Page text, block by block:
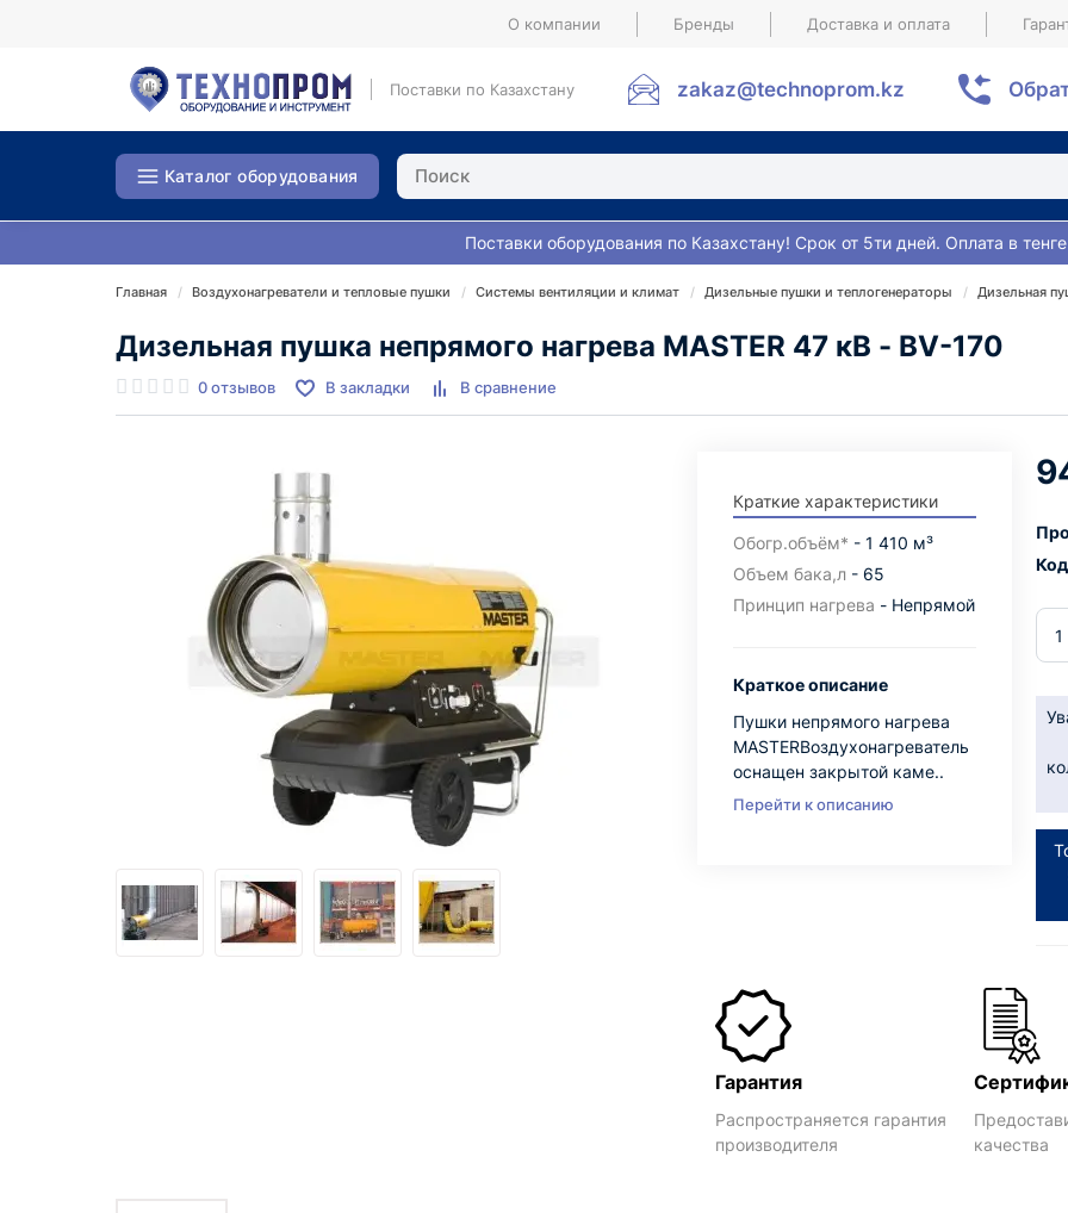
О компании Бренды Доставка и оплата
Поставки по Казахстану zakaz@technoprom.kz
Каталог оборудования
Поставки оборудования по Казахстану! Срок от 5ти дней. Оплата в
Главная Воздухонагреватели и тепловые пушки Системы вентиляции и климат Дизельные пушки и теплогенераторы Дизельная
Дизельная пушка непрямого нагрева MASTER 47 кВ - BV-170
0 отзывов В закладки В сравнение
Краткие характеристики
Обогр.объём* - 1 410 м³
Объем бака,л - 65
Принцип нагрева - Непрямой
Краткое описание
Пушки непрямого нагрева
MASTERВоздухонагреватель
оснащен закрытой каме..
Перейти к описанию
Гарантия
Распространяется гарантия
производителя
качества